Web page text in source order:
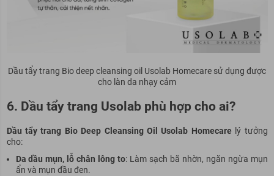
Dầu tẩy trang Bio deep cleansing oil Usolab Homecare sử dụng được
cho làn da nhạy cảm
6. Dầu tẩy trang Usolab phù hợp cho ai?
Dầu tẩy trang Bio Deep Cleansing Oil Usolab Homecare lý tưởng
cho:
Da dầu mụn, lỗ chân lông to: Làm sạch bã nhờn, ngăn ngừa mụn
ẩn và mụn đầu đen.